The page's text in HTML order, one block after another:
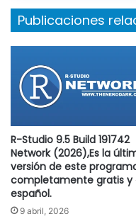
Publicaciones
R-Studio 9.5 Build 191742
Network (2026),Es la
versión de este
completamente gratis y
español.
9 abril, 2026